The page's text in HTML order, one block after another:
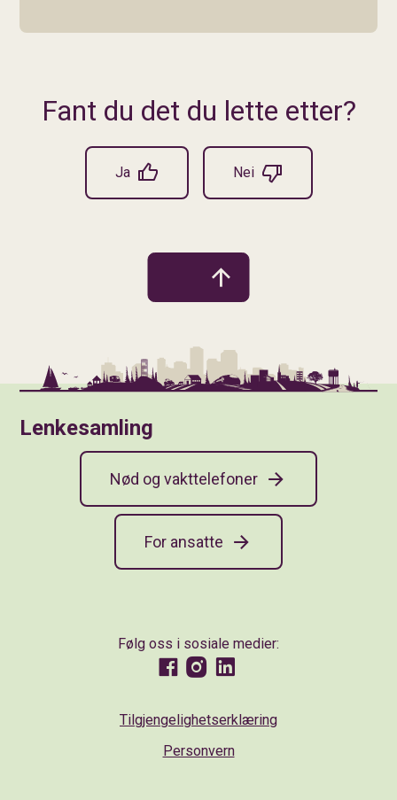
Fant du det du lette etter?
Ja Nei
Lenkesamling
Nød og vakttelefoner
For ansatte
Følg oss i sosiale medier:
FacebookInstagramLinkedIn
Tilgjengelighetserklæring
Personvern